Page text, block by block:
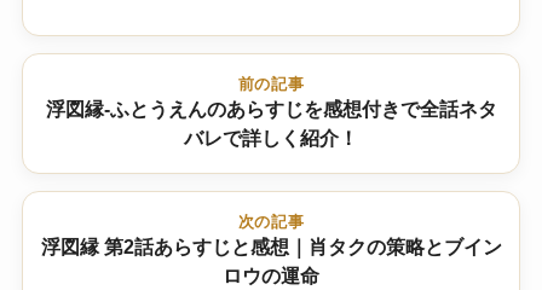
前の記事
浮図縁-ふとうえんのあらすじを感想付きで全話ネタ
バレで詳しく紹介！
次の記事
浮図縁 第2話あらすじと感想｜肖タクの策略とブイン
ロウの運命